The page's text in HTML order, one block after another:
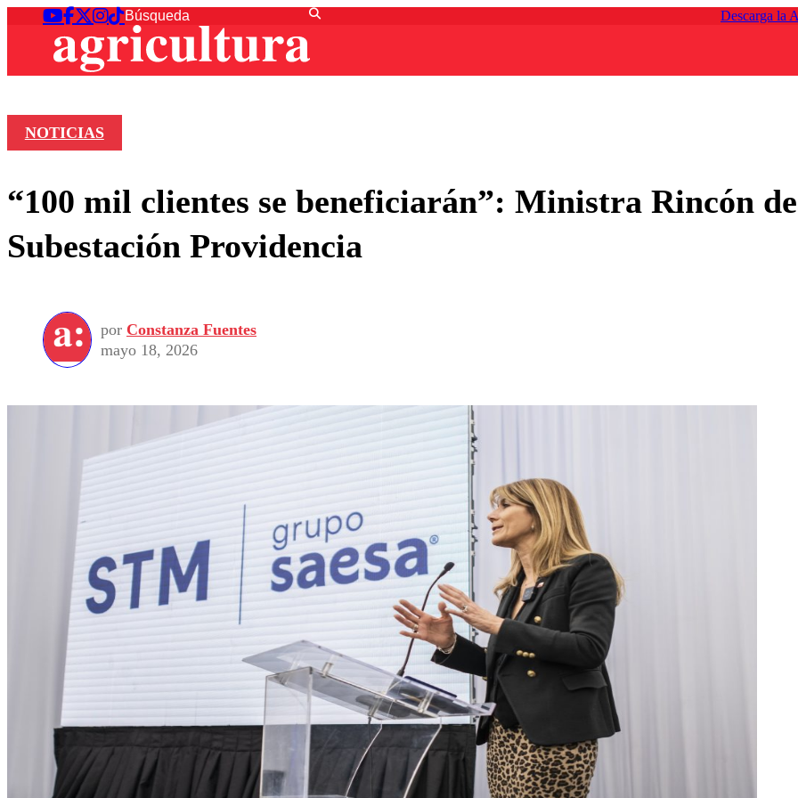
Descarga la
NOTICIAS
“100 mil clientes se beneficiarán”: Ministra Rincón
Subestación Providencia
por Constanza Fuentes
mayo 18, 2026